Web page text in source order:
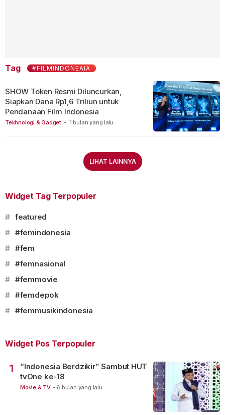
Tag #FILMINDONEAIA
Tekhnologi & Gadget - 1 bulan yang lalu
SHOW Token Resmi Diluncurkan,
Siapkan Dana Rp1,6 Triliun untuk
Pendanaan Film Indonesia
LIHAT LAINNYA
Widget Tag Terpopuler
# featured
# #femindonesia
# #fem
# #femnasional
# #femmovie
# #femdepok
# #femmusikindonesia
Widget Pos Terpopuler
1
“Indonesia Berdzikir” Sambut HUT
tvOne ke-18
Movie & TV - 6 bulan yang lalu